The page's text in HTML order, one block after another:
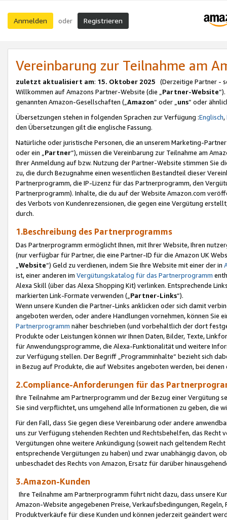
Anmelden oder Registrieren
Vereinbarung zur Teilnahme am
zuletzt aktualisiert am: 15. Oktober 2025 (Derzeitige Partner -
Willkommen auf Amazons Partner-Website (die „Partner-Website
genannten Amazon-Gesellschaften („Amazon“ oder „uns“ oder
Übersetzungen stehen in folgenden Sprachen zur Verfügung :Englisch,
den Übersetzungen gilt die englische Fassung.
Natürliche oder juristische Personen, die an unserem Marketing-
oder ein „Partner“), müssen die Vereinbarung zur Teilnahme am
Ihrer Anmeldung auf bzw. Nutzung der Partner-Website stimmen Sie
zu, die durch Bezugnahme einen wesentlichen Bestandteil dieser
Partnerprogramm, die IP-Lizenz für das Partnerprogramm, den
Partnerprogramm). Inhalte, die du auf der Website Amazon.com
des Verbots von Kundenrezensionen, die gegen eine Vergütung
durch.
1.Beschreibung des Partnerprogramms
Das Partnerprogramm ermöglicht Ihnen, mit Ihrer Website, Ihren
(nur verfügbar für Partner, die eine Partner-ID für die Amazon UK
Website“) Geld zu verdienen, indem Sie Ihre Website mit einer der in
ist, einer anderen im Vergütungskatalog für das Partnerprogramm
Alexa Skill (über das Alexa Shopping Kit) verlinken. Entsprechende
markierten Link-Formate verwenden („ Partner-Links“).
Wenn unsere Kunden die Partner-Links anklicken oder sich damit
angeboten werden, oder andere Handlungen vornehmen, können Sie
Partnerprogramm näher beschrieben (und vorbehaltlich der dort
Produkte oder Leistungen können wir Ihnen Daten, Bilder, Texte,
für Anwendungsprogramme, die Alexa-Funktionalität und weitere
zur Verfügung stellen. Der Begriff „Programminhalte“ bezieht sich
in Bezug auf Produkte, die auf Websites angeboten werden, bei
2.Compliance-Anforderungen für das
Ihre Teilnahme am Partnerprogramm und der Bezug einer Vergütung
Sie sind verpflichtet, uns umgehend alle Informationen zu geben, die
Für den Fall, dass Sie gegen diese Vereinbarung oder andere
uns zur Verfügung stehenden Rechten und Rechtsbehelfen, das
Vergütungen ohne weitere Ankündigung (soweit nach geltendem
entsprechende Vergütungen zu haben) und zwar unabhängig davon,
unbeschadet des Rechts von Amazon, Ersatz für darüber
3.Amazon-Kunden
Ihre Teilnahme am Partnerprogramm führt nicht dazu, dass unsere
Amazon-Website angegebenen Preise, Verkaufsbedingungen,
Produktverkäufe für diese Kunden und können jederzeit geändert